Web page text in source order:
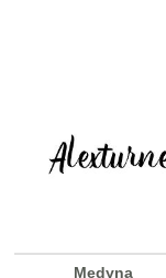
Medyna